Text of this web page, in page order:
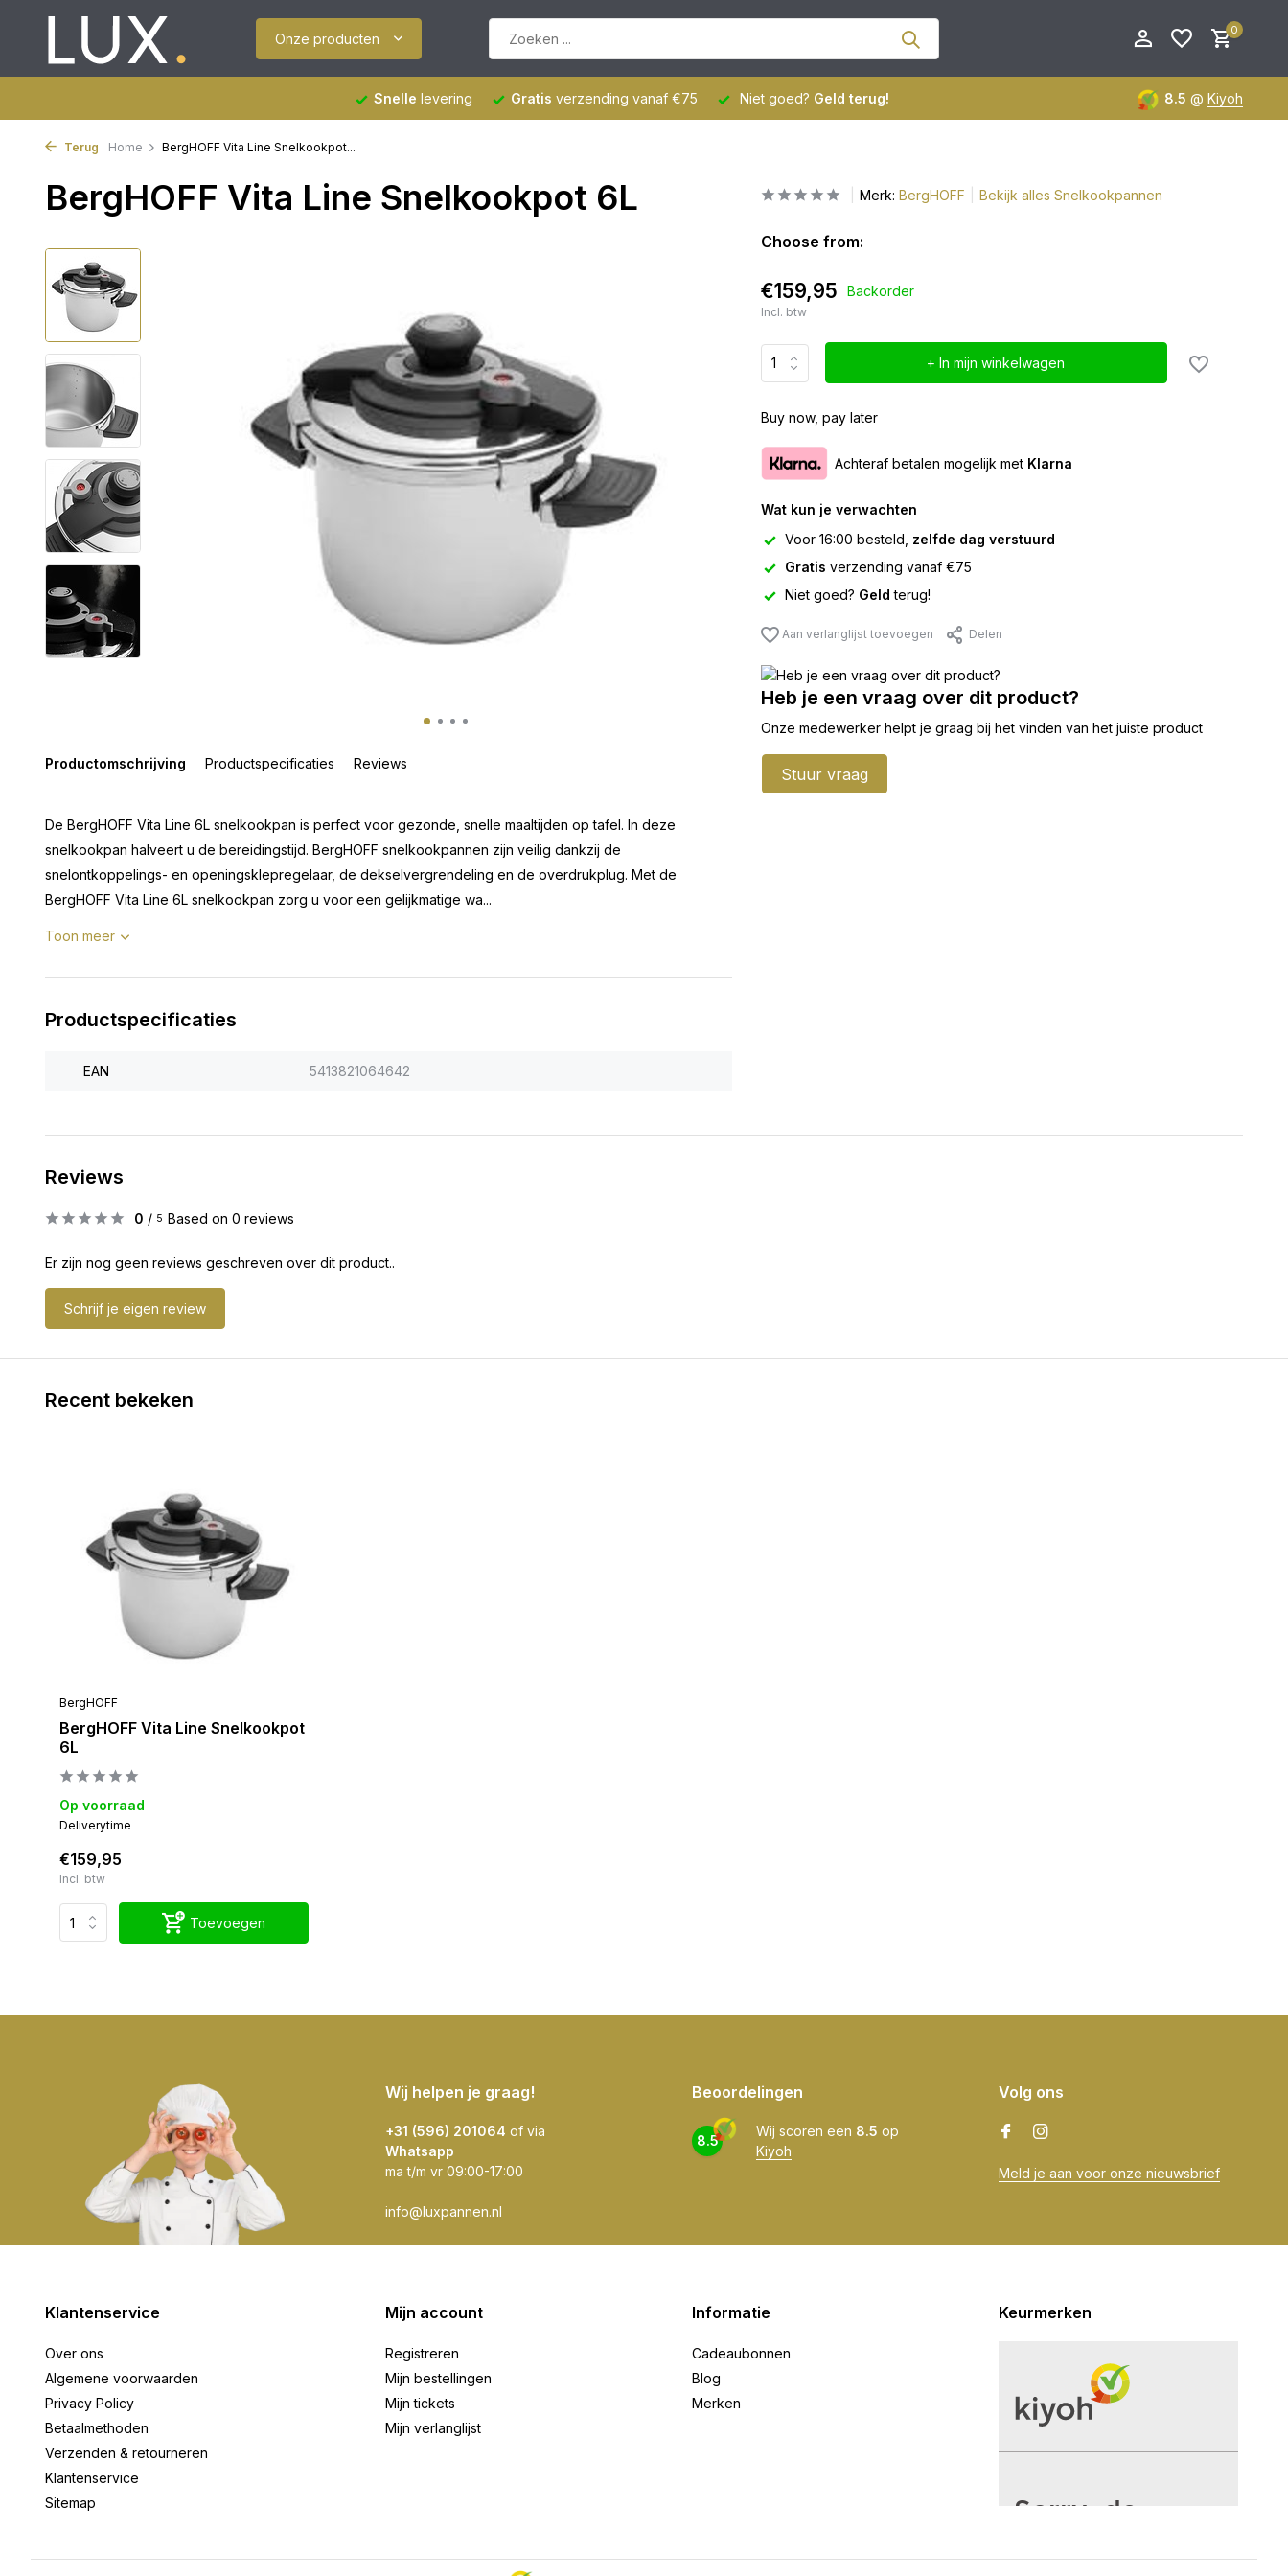
Onze producten
0
Snelle levering Gratis verzending vanaf €75 Niet goed? Geld terug! 8.5 @ Kiyoh
Terug Home BergHOFF Vita Line Snelkookpot...
BergHOFF Vita Line Snelkookpot 6L
Productomschrijving Productspecificaties Reviews
De BergHOFF Vita Line 6L snelkookpan is perfect voor gezonde, snelle maaltijden op tafel. In deze
snelkookpan halveert u de bereidingstijd. BergHOFF snelkookpannen zijn veilig dankzij de
snelontkoppelings- en openingsklepregelaar, de dekselvergrendeling en de overdrukplug. Met de
BergHOFF Vita Line 6L snelkookpan zorg u voor een gelijkmatige wa...
Toon meer
Productspecificaties
EAN 5413821064642
Merk: BergHOFF Bekijk alles Snelkookpannen
Choose from:
€159,95 Backorder
Incl. btw
+ In mijn winkelwagen
Buy now, pay later
Achteraf betalen mogelijk met Klarna
Wat kun je verwachten
Voor 16:00 besteld, zelfde dag verstuurd
Gratis verzending vanaf €75
Niet goed? Geld terug!
Aan verlanglijst toevoegen Delen
Heb je een vraag over dit product?
Onze medewerker helpt je graag bij het vinden van het juiste product
Stuur vraag
Reviews
0 / 5 Based on 0 reviews
Er zijn nog geen reviews geschreven over dit product..
Schrijf je eigen review
Recent bekeken
BergHOFF
BergHOFF Vita Line Snelkookpot
6L
Op voorraad
Deliverytime
€159,95
Incl. btw
Toevoegen
Wij helpen je graag!
+31 (596) 201064 of via
Whatsapp
ma t/m vr 09:00-17:00
info@luxpannen.nl
Beoordelingen
8.5
Wij scoren een 8.5 op
Kiyoh
Volg ons
Meld je aan voor onze nieuwsbrief
Klantenservice
Over ons
Algemene voorwaarden
Privacy Policy
Betaalmethoden
Verzenden & retourneren
Klantenservice
Sitemap
Mijn account
Registreren
Mijn bestellingen
Mijn tickets
Mijn verlanglijst
Informatie
Cadeaubonnen
Blog
Merken
Keurmerken